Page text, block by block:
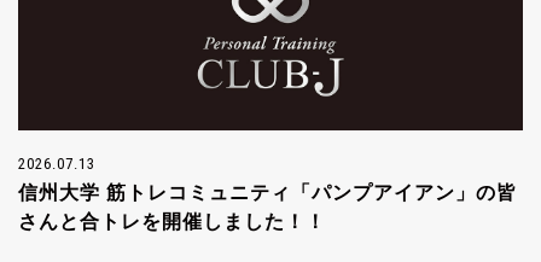
2026.07.13
信州大学 筋トレコミュニティ「パンプアイアン」の皆
さんと合トレを開催しました！！